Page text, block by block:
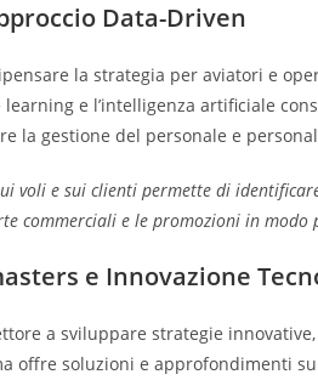
Data-Driven
la strategia per aviatori e
e l’intelligenza artificiale
la gestione del personale e
voli e sui clienti permette di
commerciali e le promozioni in modo
e Innovazione
a sviluppare strategie
offre soluzioni e approfondimenti